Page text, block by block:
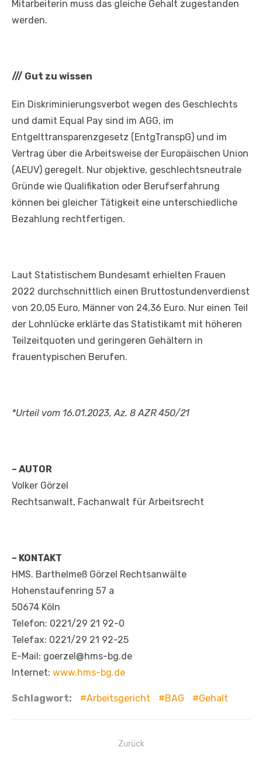
Mitarbeiterin muss das gleiche Gehalt zugestanden
werden.
/// Gut zu wissen
Ein Diskriminierungsverbot wegen des Geschlechts
und damit Equal Pay sind im AGG, im
Entgelttransparenzgesetz (EntgTranspG) und im
Vertrag über die Arbeitsweise der Europäischen Union
(AEUV) geregelt. Nur objektive, geschlechtsneutrale
Gründe wie Qualifikation oder Berufserfahrung
können bei gleicher Tätigkeit eine unterschiedliche
Bezahlung rechtfertigen.
Laut Statistischem Bundesamt erhielten Frauen
2022 durchschnittlich einen Bruttostundenverdienst
von 20,05 Euro, Männer von 24,36 Euro. Nur einen Teil
der Lohnlücke erklärte das Statistikamt mit höheren
Teilzeitquoten und geringeren Gehältern in
frauentypischen Berufen.
*Urteil vom 16.01.2023, Az. 8 AZR 450/21
– AUTOR
Volker Görzel
Rechtsanwalt, Fachanwalt für Arbeitsrecht
– KONTAKT
HMS. Barthelmeß Görzel Rechtsanwälte
Hohenstaufenring 57 a
50674 Köln
Telefon: 0221/29 21 92-0
Telefax: 0221/29 21 92-25
E-Mail: goerzel@hms-bg.de
Internet: www.hms-bg.de
Schlagwort: Arbeitsgericht BAG Gehalt
Beitragsnavigation
Zurück